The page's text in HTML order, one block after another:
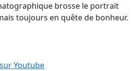
brosse le portrait
toujours en quête de bonheur.
Youtube